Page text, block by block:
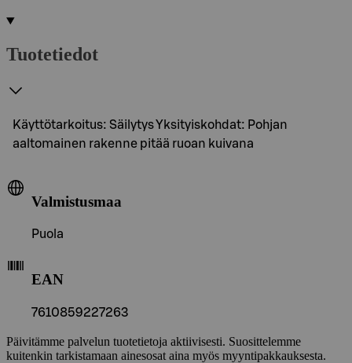
Tuotetiedot
Käyttötarkoitus: Säilytys Yksityiskohdat: Pohjan
aaltomainen rakenne pitää ruoan kuivana
Valmistusmaa
Puola
EAN
7610859227263
Päivitämme palvelun tuotetietoja aktiivisesti. Suosittelemme
kuitenkin tarkistamaan ainesosat aina myös myyntipakkauksesta.